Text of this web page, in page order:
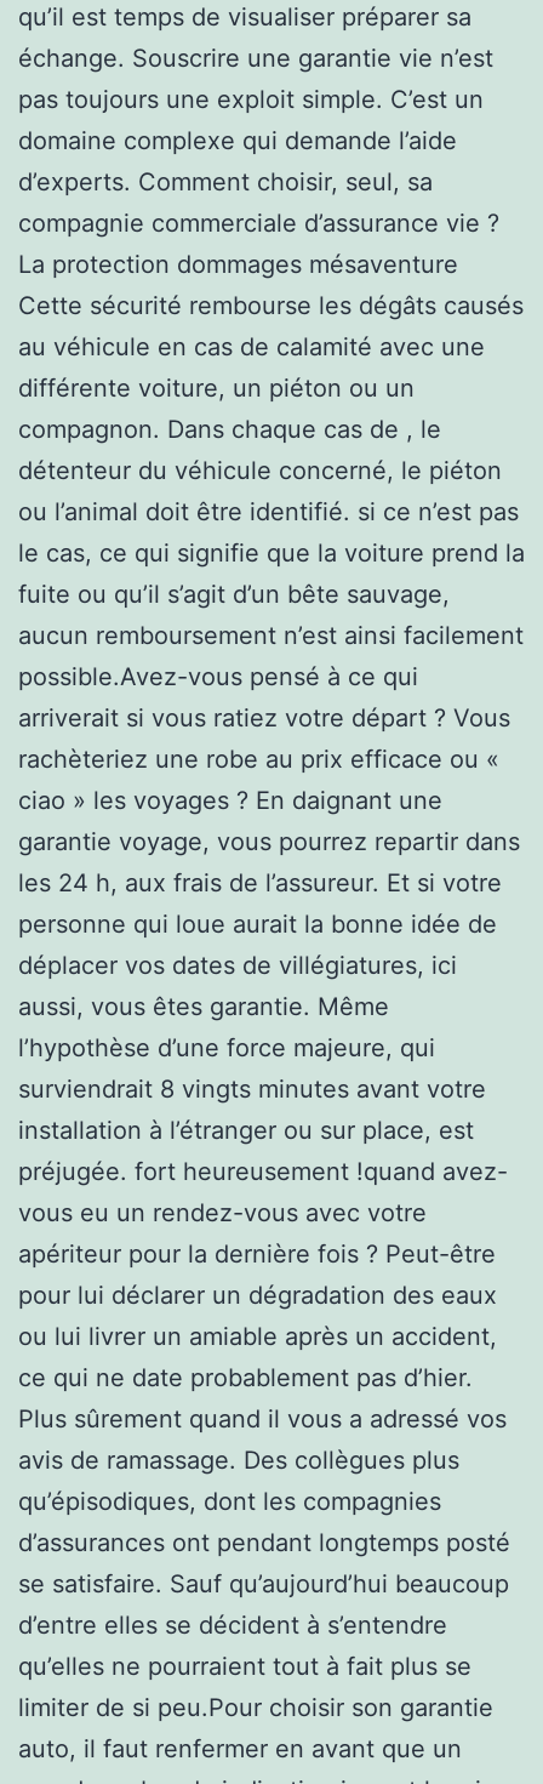
qu’il est temps de visualiser préparer sa
échange. Souscrire une garantie vie n’est
pas toujours une exploit simple. C’est un
domaine complexe qui demande l’aide
d’experts. Comment choisir, seul, sa
compagnie commerciale d’assurance vie ?
La protection dommages mésaventure
Cette sécurité rembourse les dégâts causés
au véhicule en cas de calamité avec une
différente voiture, un piéton ou un
compagnon. Dans chaque cas de , le
détenteur du véhicule concerné, le piéton
ou l’animal doit être identifié. si ce n’est pas
le cas, ce qui signifie que la voiture prend la
fuite ou qu’il s’agit d’un bête sauvage,
aucun remboursement n’est ainsi facilement
possible.Avez-vous pensé à ce qui
arriverait si vous ratiez votre départ ? Vous
rachèteriez une robe au prix efficace ou «
ciao » les voyages ? En daignant une
garantie voyage, vous pourrez repartir dans
les 24 h, aux frais de l’assureur. Et si votre
personne qui loue aurait la bonne idée de
déplacer vos dates de villégiatures, ici
aussi, vous êtes garantie. Même
l’hypothèse d’une force majeure, qui
surviendrait 8 vingts minutes avant votre
installation à l’étranger ou sur place, est
préjugée. fort heureusement !quand avez-
vous eu un rendez-vous avec votre
apériteur pour la dernière fois ? Peut-être
pour lui déclarer un dégradation des eaux
ou lui livrer un amiable après un accident,
ce qui ne date probablement pas d’hier.
Plus sûrement quand il vous a adressé vos
avis de ramassage. Des collègues plus
qu’épisodiques, dont les compagnies
d’assurances ont pendant longtemps posté
se satisfaire. Sauf qu’aujourd’hui beaucoup
d’entre elles se décident à s’entendre
qu’elles ne pourraient tout à fait plus se
limiter de si peu.Pour choisir son garantie
auto, il faut renfermer en avant que un